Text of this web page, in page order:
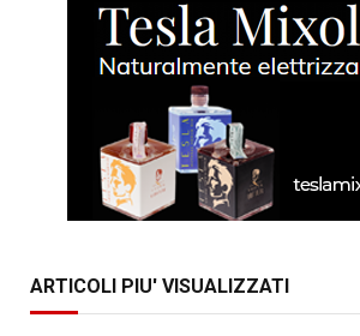
ARTICOLI PIU' VISUALIZZATI